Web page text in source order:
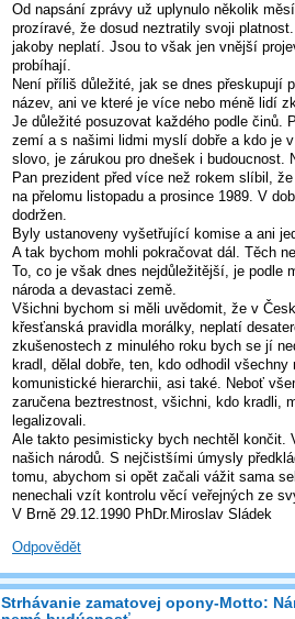
Od napsání zprávy už uplynulo několik
prozíravé, že dosud neztratily svoji
jakoby neplatí. Jsou to však jen vnější
probíhají.
Není příliš důležité, jak se dnes přeskupují
název, ani ve které je více nebo méně lidí
Je důležité posuzovat každého podle činů.
zemí a s našimi lidmi myslí dobře a kdo je
slovo, je zárukou pro dnešek i budoucnost.
Pan prezident před více než rokem slíbil,
na přelomu listopadu a prosince 1989. V
dodržen.
Byly ustanoveny vyšetřující komise a ani
A tak bychom mohli pokračovat dál. Těch
To, co je však dnes nejdůležitější, je podle
národa a devastaci země.
Všichni bychom si měli uvědomit, že v
křesťanská pravidla morálky, neplatí
zkušenostech z minulého roku bych se jí
kradl, dělal dobře, ten, kdo odhodil
komunistické hierarchii, asi také. Neboť
zaručena beztrestnost, všichni, kdo kradli,
legalizovali.
Ale takto pesimisticky bych nechtěl končit.
našich národů. S nejčistšími úmysly
tomu, abychom si opět začali vážit sama
nenechali vzít kontrolu věcí veřejných ze
V Brně 29.12.1990 PhDr.Miroslav Sládek
Odpovědět
Strhávanie zamatovej opony-Motto: